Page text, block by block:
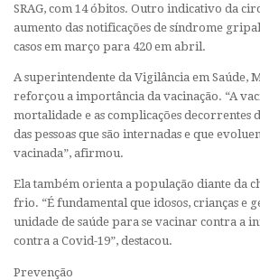
SRAG, com 14 óbitos. Outro indicativo da
aumento das notificações de síndrome
casos em março para 420 em abril.
A superintendente da Vigilância em Saúde,
reforçou a importância da vacinação. “A
mortalidade e as complicações decorrentes
das pessoas que são internadas e que
vacinada”, afirmou.
Ela também orienta a população diante da
frio. “É fundamental que idosos, crianças e
unidade de saúde para se vacinar contra a
contra a Covid-19”, destacou.
Prevenção